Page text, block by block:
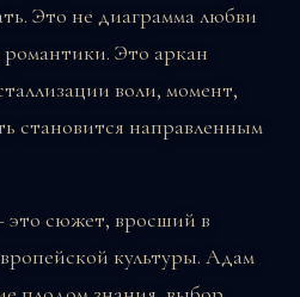
Это не диаграмма любви
Это аркан
воли, момент,
становится направленным
сюжет, вросший в
культуры. Адам